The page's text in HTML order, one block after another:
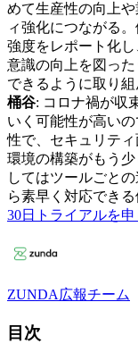
めて生産性の向上
ィ強化につながる
強度をレポート化
意識の向上を図っ
できるように取り組
桶谷: コロナ禍が収
いく可能性が高い
性で、セキュリテ
環境の構築がもう
してはツールごと
ら素早く対応でき
30日トライアルを
ZUNDA広報チーム
目次